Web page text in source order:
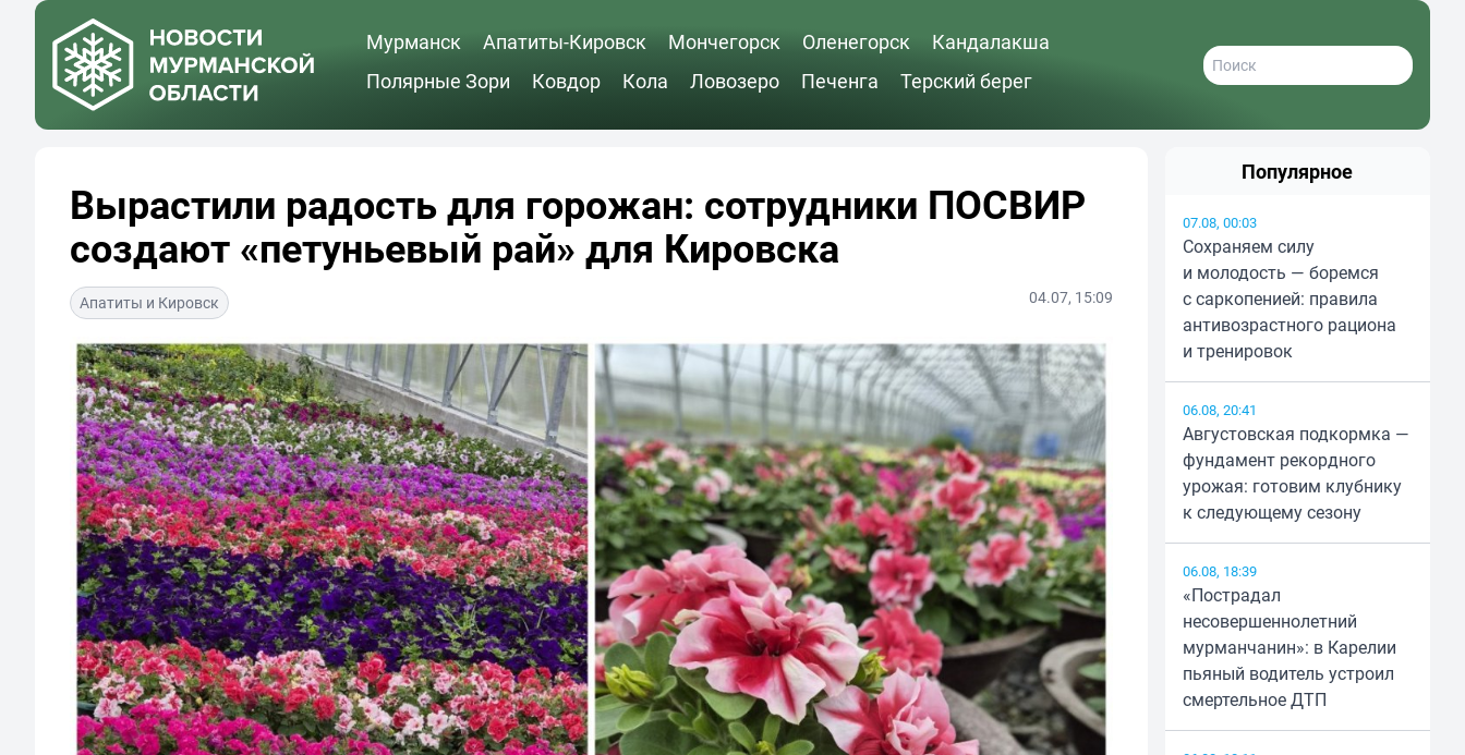
Мурманск Апатиты-Кировск Мончегорск Оленегорск
Кандалакша
Полярные Зори
Ковдор Кола Ловозеро Печенга Терский берег
Вырастили радость для горожан: сотрудники ПОСВИР
создают «петуньевый рай» для Кировска
Апатиты и Кировск 04.07, 15:09
Популярное
07.08, 00:03
Сохраняем силу
и молодость — боремся
с саркопенией: правила
антивозрастного рациона
и тренировок
06.08, 20:41
Августовская подкормка —
фундамент рекордного
урожая: готовим клубнику
к следующему сезону
06.08, 18:39
«Пострадал
несовершеннолетний
мурманчанин»: в Карелии
пьяный водитель устроил
смертельное ДТП